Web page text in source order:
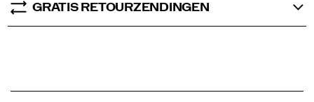
GRATIS RETOURZENDINGEN